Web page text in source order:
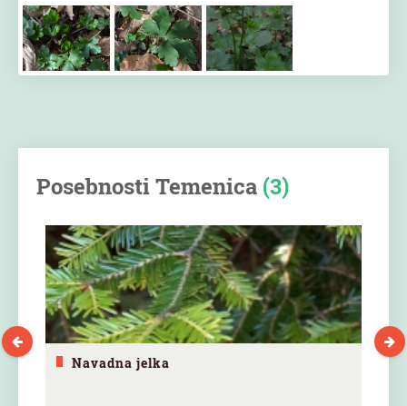
Posebnosti Temenica (3)
Navadna jelka